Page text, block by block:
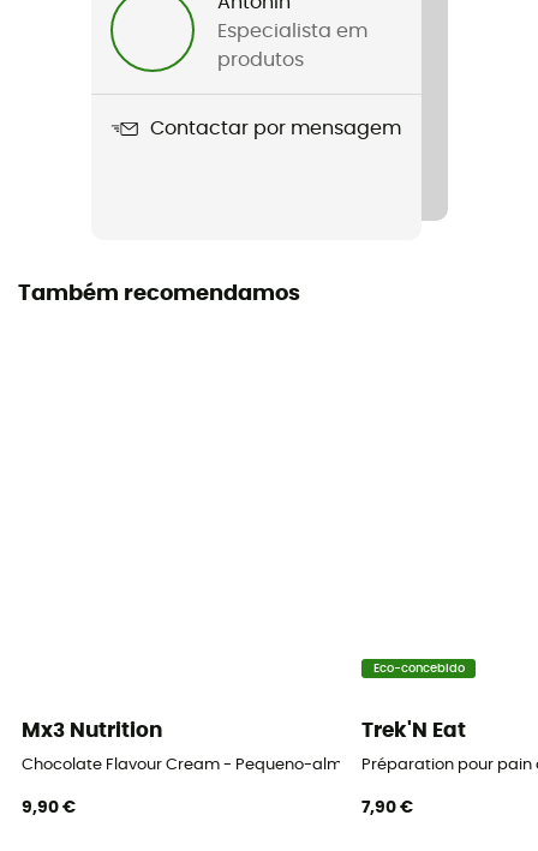
Nome do produto
Muesli suisse au lait
Especialista em
produtos
Contactar por mensagem
Também recomendamos
Mx3 Nutrition
Chocolate Flavour Cream - Pequeno-almoço
9,90 €
Eco-concebido
Trek'N Eat
Préparation pour pain
7,90 €